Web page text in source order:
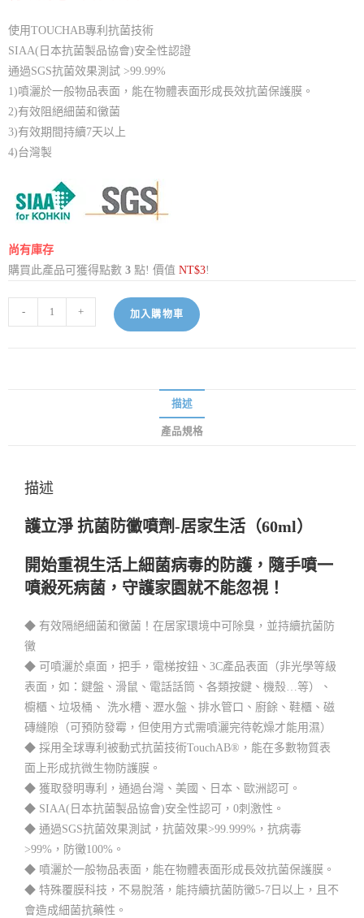
使用TOUCHAB專利抗菌技術
SIAA(日本抗菌製品協會)安全性認證
通過SGS抗菌效果測試 >99.99%
1)噴灑於一般物品表面，能在物體表面形成長效抗菌保護膜。
2)有效阻絕細菌和黴菌
3)有效期間持續7天以上
4)台灣製
尚有庫存
購買此產品可獲得點數 3 點! 價值 NT$3!
- + 加入購物車
描述
產品規格
描述
護立淨 抗菌防黴噴劑-居家生活（60ml）
開始重視生活上細菌病毒的防護，隨手噴一
噴殺死病菌，守護家園就不能忽視！
◆ 有效隔絕細菌和黴菌！在居家環境中可除臭，並持續抗菌防
黴
◆ 可噴灑於桌面，把手，電梯按鈕、3C產品表面（非光學等級
表面，如：鍵盤、滑鼠、電話話筒、各類按鍵、機殼…等）、
櫥櫃、垃圾桶、 洗水槽、瀝水盤、排水管口、廚餘、鞋櫃、磁
磚縫隙（可預防發霉，但使用方式需噴灑完待乾燥才能用濕）
◆ 採用全球專利被動式抗菌技術TouchAB®，能在多數物質表
面上形成抗微生物防護膜。
◆ 獲取發明專利，通過台灣、美國、日本、歐洲認可。
◆ SIAA(日本抗菌製品協會)安全性認可，0刺激性。
◆ 通過SGS抗菌效果測試，抗菌效果>99.999%，抗病毒
>99%，防黴100%。
◆ 噴灑於一般物品表面，能在物體表面形成長效抗菌保護膜。
◆ 特殊覆膜科技，不易脫落，能持續抗菌防黴5-7日以上，且不
會造成細菌抗藥性。